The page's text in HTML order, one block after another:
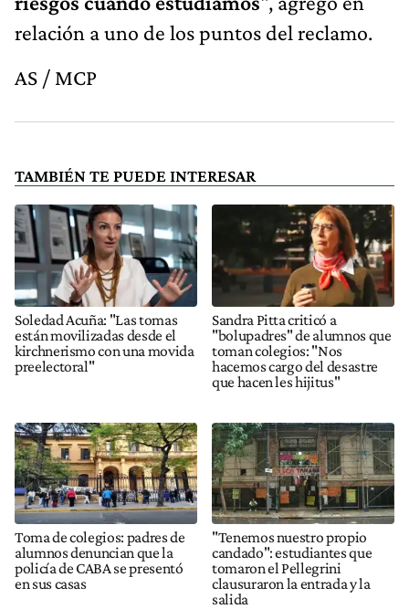
relación a uno de los puntos del reclamo.
AS / MCP
TAMBIÉN TE PUEDE INTERESAR
Soledad Acuña: "Las tomas
están movilizadas desde el
kirchnerismo con una movida
preelectoral"
Sandra Pitta criticó a
"bolupadres" de alumnos que
toman colegios: "Nos
hacemos cargo del desastre
que hacen les hijitus"
Toma de colegios: padres de
alumnos denuncian que la
policía de CABA se presentó
en sus casas
"Tenemos nuestro propio
candado": estudiantes que
tomaron el Pellegrini
clausuraron la entrada y la
salida